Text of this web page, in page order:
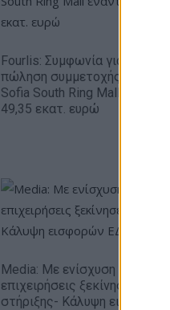
Fourlis: Συμφωνία για την
πώληση συμμετοχής στο
Sofia South Ring Mall έναντι
49,35 εκατ. ευρώ
Media: Με ενίσχυση 8 εκατ.
επιχειρήσεις ξεκίνησε το
στήριξης- Κάλυψη